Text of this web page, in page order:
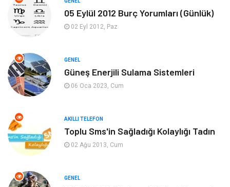
Ekonomi
Tanıtıcı Reklam Alışveriş
Dekorasyon Tatil
Makine
Güzellik & Bakım
05 Eylül 2012 Burç Yorumları (Günlük)
02 Eyl 2012, Paz
GENEL
Güneş Enerjili Sulama Sistemleri
06 Oca 2023, Cum
AKILLI TELEFON
Toplu Sms'in Sağladığı Kolaylığı Tadın
02 Ağu 2013, Cum
GENEL